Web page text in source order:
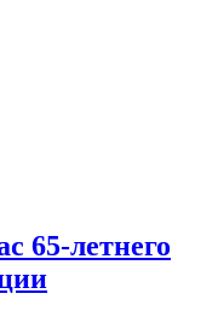
65-летнего